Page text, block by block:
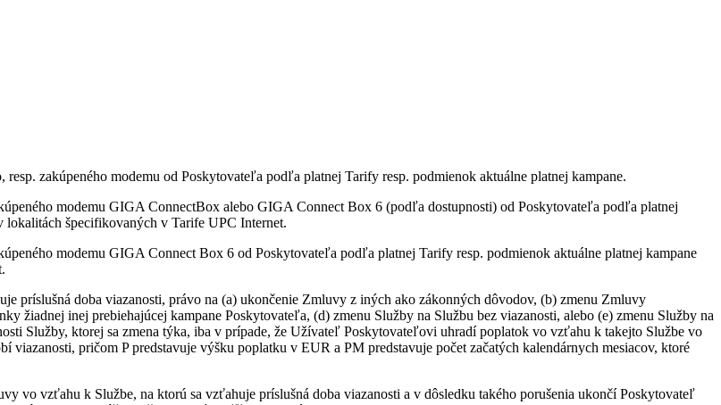
zakúpeného modemu od Poskytovateľa podľa platnej Tarify resp. podmienok aktuálne platnej kampane.
modemu GIGA ConnectBox alebo GIGA Connect Box 6 (podľa dostupnosti) od Poskytovateľa podľa platnej
lokalitách špecifikovaných v Tarife UPC Internet.
modemu GIGA Connect Box 6 od Poskytovateľa podľa platnej Tarify resp. podmienok aktuálne platnej kampane
príslušná doba viazanosti, právo na (a) ukončenie Zmluvy z iných ako zákonných dôvodov, (b) zmenu Zmluvy
žiadnej inej prebiehajúcej kampane Poskytovateľa, (d) zmenu Služby na Službu bez viazanosti, alebo (e) zmenu Služby na
Služby, ktorej sa zmena týka, iba v prípade, že Užívateľ Poskytovateľovi uhradí poplatok vo vzťahu k takejto Službe vo
pričom P predstavuje výšku poplatku v EUR a PM predstavuje počet začatých kalendárnych mesiacov, ktoré
vzťahu k Službe, na ktorú sa vzťahuje príslušná doba viazanosti a v dôsledku takého porušenia ukončí Poskytovateľ